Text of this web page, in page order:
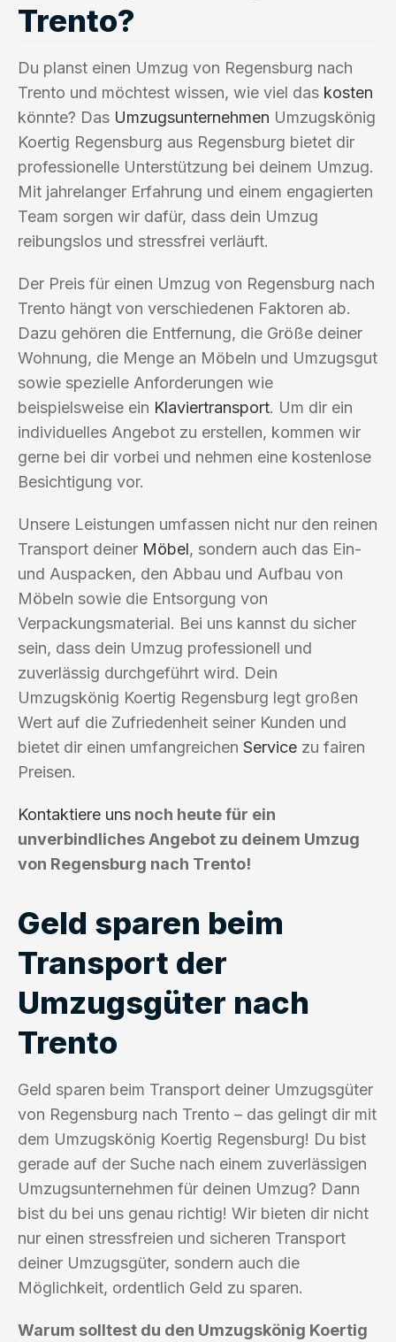
Trento?
Du planst einen Umzug von Regensburg nach
Trento und möchtest wissen, wie viel das kosten
könnte? Das Umzugsunternehmen Umzugskönig
Koertig Regensburg aus Regensburg bietet dir
professionelle Unterstützung bei deinem Umzug.
Mit jahrelanger Erfahrung und einem engagierten
Team sorgen wir dafür, dass dein Umzug
reibungslos und stressfrei verläuft.
Der Preis für einen Umzug von Regensburg nach
Trento hängt von verschiedenen Faktoren ab.
Dazu gehören die Entfernung, die Größe deiner
Wohnung, die Menge an Möbeln und Umzugsgut
sowie spezielle Anforderungen wie
beispielsweise ein Klaviertransport. Um dir ein
individuelles Angebot zu erstellen, kommen wir
gerne bei dir vorbei und nehmen eine kostenlose
Besichtigung vor.
Unsere Leistungen umfassen nicht nur den reinen
Transport deiner Möbel, sondern auch das Ein-
und Auspacken, den Abbau und Aufbau von
Möbeln sowie die Entsorgung von
Verpackungsmaterial. Bei uns kannst du sicher
sein, dass dein Umzug professionell und
zuverlässig durchgeführt wird. Dein
Umzugskönig Koertig Regensburg legt großen
Wert auf die Zufriedenheit seiner Kunden und
bietet dir einen umfangreichen Service zu fairen
Preisen.
Kontaktiere uns noch heute für ein
unverbindliches Angebot zu deinem Umzug
von Regensburg nach Trento!
Geld sparen beim
Transport der
Umzugsgüter nach
Trento
Geld sparen beim Transport deiner Umzugsgüter
von Regensburg nach Trento – das gelingt dir mit
dem Umzugskönig Koertig Regensburg! Du bist
gerade auf der Suche nach einem zuverlässigen
Umzugsunternehmen für deinen Umzug? Dann
bist du bei uns genau richtig! Wir bieten dir nicht
nur einen stressfreien und sicheren Transport
deiner Umzugsgüter, sondern auch die
Möglichkeit, ordentlich Geld zu sparen.
Warum solltest du den Umzugskönig Koertig